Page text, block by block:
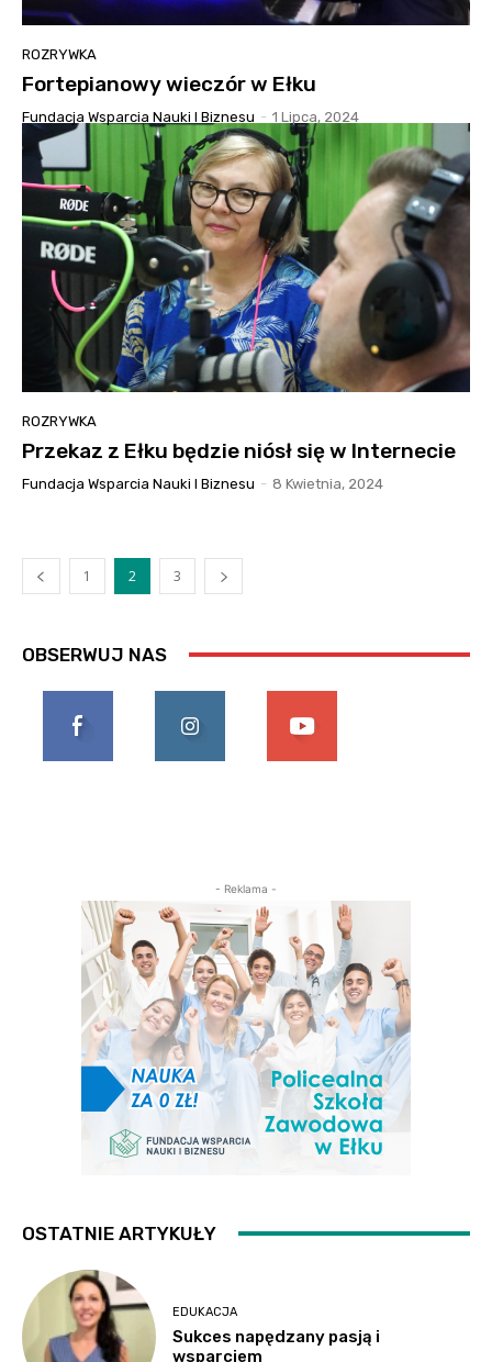
ROZRYWKA
Fortepianowy wieczór w Ełku
Fundacja Wsparcia Nauki I Biznesu - 1 Lipca, 2024
ROZRYWKA
Przekaz z Ełku będzie niósł się w Internecie
Fundacja Wsparcia Nauki I Biznesu - 8 Kwietnia, 2024
1 2 3
OBSERWUJ NAS
- Reklama -
OSTATNIE ARTYKUŁY
EDUKACJA
Sukces napędzany pasją i
wsparciem